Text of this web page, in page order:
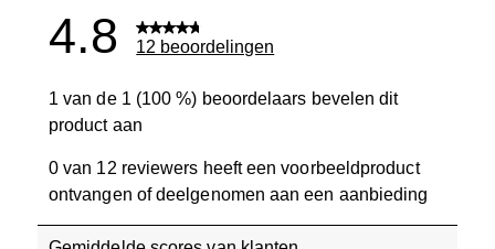
4.8 12 beoordelingen
1 van de 1 (100 %) beoordelaars bevelen dit
product aan
0 van 12 reviewers heeft een voorbeeldproduct
ontvangen of deelgenomen aan een aanbieding